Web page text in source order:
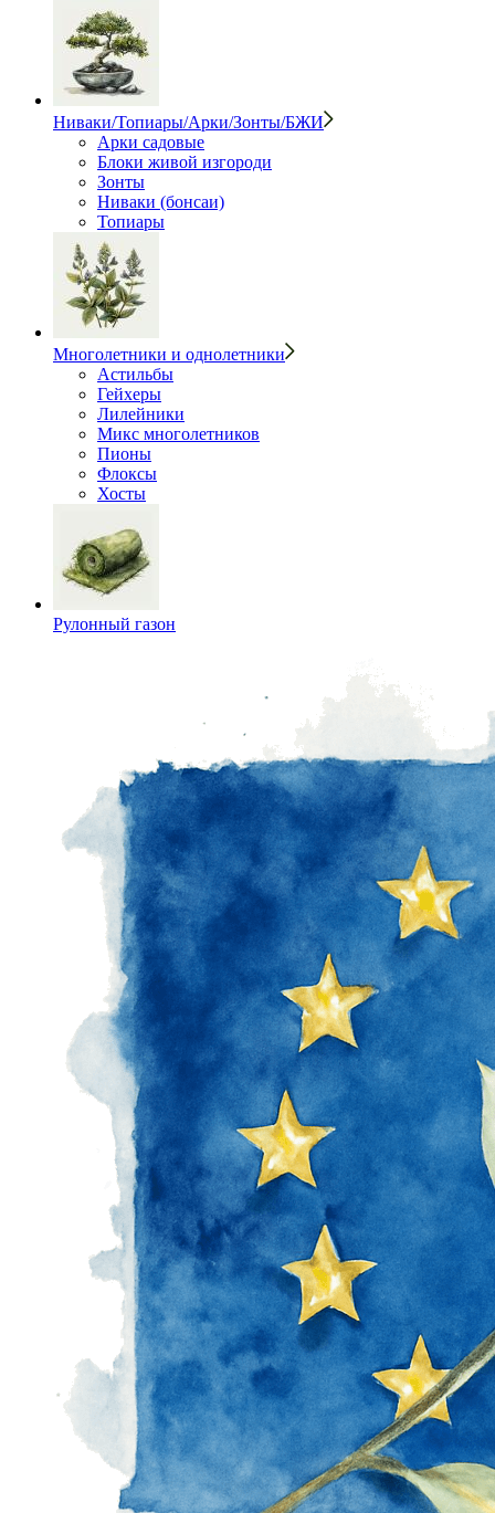
Ниваки/Топиары/Арки/Зонты/БЖИ
Арки садовые
Блоки живой изгороди
Зонты
Ниваки (бонсаи)
Топиары
Многолетники и однолетники
Астильбы
Гейхеры
Лилейники
Микс многолетников
Пионы
Флоксы
Хосты
Рулонный газон